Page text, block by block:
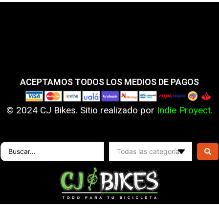
ACEPTAMOS TODOS LOS MEDIOS DE PAGOS
© 2024 CJ Bikes. Sitio realizado por Indie Proyect.
Search
...